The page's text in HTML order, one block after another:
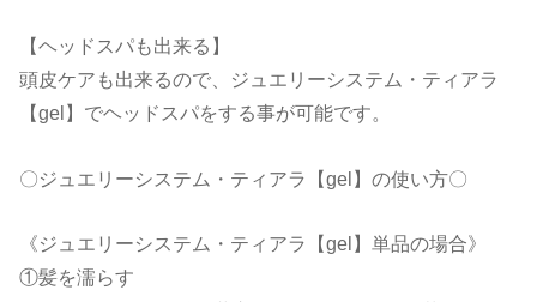
【ヘッドスパも出来る】
頭皮ケアも出来るので、ジュエリーシステム・ティアラ
【gel】でヘッドスパをする事が可能です。
〇ジュエリーシステム・ティアラ【gel】の使い方〇
《ジュエリーシステム・ティアラ【gel】単品の場合》
①髪を濡らす